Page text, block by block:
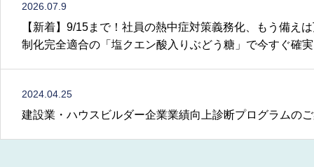
2026.07.9
【新着】9/15まで！社員の熱中症対策義務化、もう備え
制化完全適合の「塩クエン酸入りぶどう糖」で今すぐ確
2024.04.25
建設業・ハウスビルダー企業業績向上診断プログラムの